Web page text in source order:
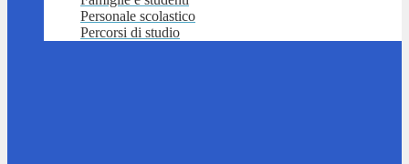
Personale scolastico
Percorsi di studio